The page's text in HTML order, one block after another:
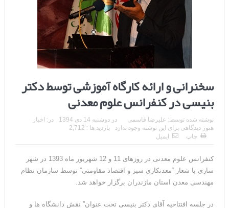
سخنرانی و ارائه کارگاه آموزشی توسط دکتر
بنیسی در کنفرانس علوم معدنی
نوشته شده توسط: علیرضا قاسمی در دوشنبه 14 دی 1394 در: اخبار
هنوز دیدگاهی برای این نوشته وجود ندارد
بازدید ها : 2,712
چاپ
ایمیل
کنفرانس علوم معدنی در روزهای 11 و 12 شهریور ماه 1393 در شهر
ساری با شعار “معدنکاری سبز و اقتصاد مقاومتی” توسط سازمان نظام
مهندسی معدن استان مازندران برگزار خواهد شد.
در جلسه افتتاحیه آقای دکتر بنیسی تحت عنوان” نقش دانشگاه ها و